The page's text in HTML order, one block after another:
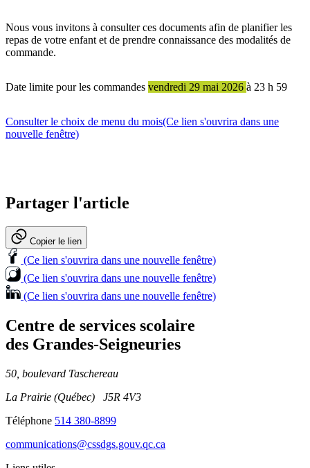
Nous vous invitons à consulter ces documents afin de planifier les
repas de votre enfant et de prendre connaissance des modalités de
commande.
Date limite pour les commandes vendredi 29 mai 2026 à 23 h 59
Consulter le choix de menu du mois(Ce lien s'ouvrira dans une
nouvelle fenêtre)
Partager l'article
Copier le lien
(Ce lien s'ouvrira dans une nouvelle fenêtre)
(Ce lien s'ouvrira dans une nouvelle fenêtre)
(Ce lien s'ouvrira dans une nouvelle fenêtre)
Centre de services scolaire
des Grandes‑Seigneuries
50, boulevard Taschereau
La Prairie (Québec) J5R 4V3
Téléphone 514 380-8899
communications@cssdgs.gouv.qc.ca